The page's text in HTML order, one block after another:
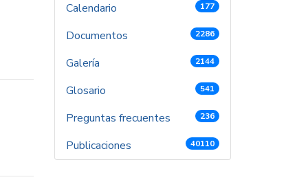
Calendario
177
Documentos 2286
Galería 2144
Glosario 541
Preguntas frecuentes 236
Publicaciones 40110